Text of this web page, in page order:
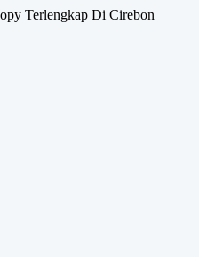
Terlengkap Di Cirebon